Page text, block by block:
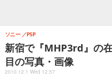
新宿で『MHP3rd』の
目の写真・画像
ソニー PSP
2010.12.1 Wed 12:57